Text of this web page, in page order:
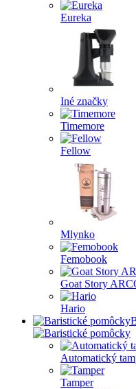
Eureka
Iné značky
Timemore
Fellow
Mlynko
Femobook
Goat Story
Hario
Automatický
Tamper